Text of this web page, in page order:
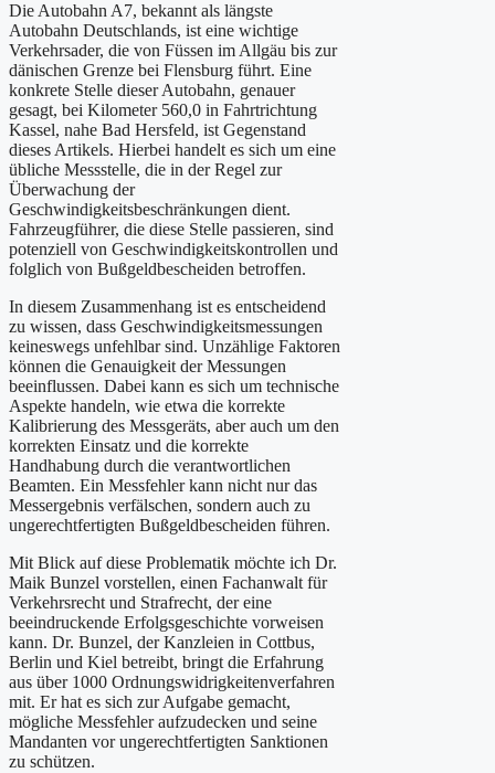
Die Autobahn A7, bekannt als längste
Autobahn Deutschlands, ist eine wichtige
Verkehrsader, die von Füssen im Allgäu bis zur
dänischen Grenze bei Flensburg führt. Eine
konkrete Stelle dieser Autobahn, genauer
gesagt, bei Kilometer 560,0 in Fahrtrichtung
Kassel, nahe Bad Hersfeld, ist Gegenstand
dieses Artikels. Hierbei handelt es sich um eine
übliche Messstelle, die in der Regel zur
Überwachung der
Geschwindigkeitsbeschränkungen dient.
Fahrzeugführer, die diese Stelle passieren, sind
potenziell von Geschwindigkeitskontrollen und
folglich von Bußgeldbescheiden betroffen.
In diesem Zusammenhang ist es entscheidend
zu wissen, dass Geschwindigkeitsmessungen
keineswegs unfehlbar sind. Unzählige Faktoren
können die Genauigkeit der Messungen
beeinflussen. Dabei kann es sich um technische
Aspekte handeln, wie etwa die korrekte
Kalibrierung des Messgeräts, aber auch um den
korrekten Einsatz und die korrekte
Handhabung durch die verantwortlichen
Beamten. Ein Messfehler kann nicht nur das
Messergebnis verfälschen, sondern auch zu
ungerechtfertigten Bußgeldbescheiden führen.
Mit Blick auf diese Problematik möchte ich Dr.
Maik Bunzel vorstellen, einen Fachanwalt für
Verkehrsrecht und Strafrecht, der eine
beeindruckende Erfolgsgeschichte vorweisen
kann. Dr. Bunzel, der Kanzleien in Cottbus,
Berlin und Kiel betreibt, bringt die Erfahrung
aus über 1000 Ordnungswidrigkeitenverfahren
mit. Er hat es sich zur Aufgabe gemacht,
mögliche Messfehler aufzudecken und seine
Mandanten vor ungerechtfertigten Sanktionen
zu schützen.